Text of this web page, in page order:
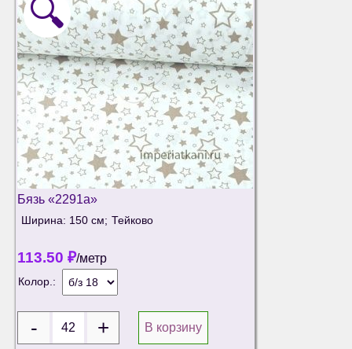
🔍
Бязь «2291а»
Ширина: 150 см; Тейково
113.50 ₽/метр
Колор.:
В корзину